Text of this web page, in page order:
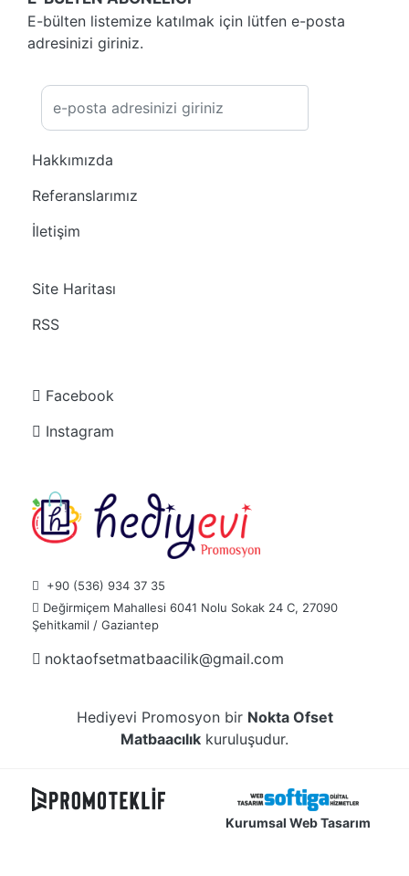
E-bülten listemize katılmak için lütfen e-posta
adresinizi giriniz.
Hakkımızda
Referanslarımız
İletişim
Site Haritası
RSS
Facebook
Instagram
+90 (536) 934 37 35
Değirmiçem Mahallesi 6041 Nolu Sokak 24 C, 27090
Şehitkamil / Gaziantep
noktaofsetmatbaacilik@gmail.com
Hediyevi Promosyon bir Nokta Ofset
Matbaacılık kuruluşudur.
Kurumsal Web Tasarım